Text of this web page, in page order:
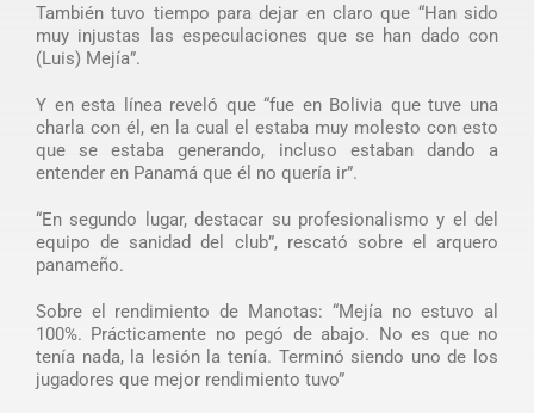
También tuvo tiempo para dejar en claro que “Han sido
muy injustas las especulaciones que se han dado con
(Luis) Mejía”.
Y en esta línea reveló que “fue en Bolivia que tuve una
charla con él, en la cual el estaba muy molesto con esto
que se estaba generando, incluso estaban dando a
entender en Panamá que él no quería ir”.
“En segundo lugar, destacar su profesionalismo y el del
equipo de sanidad del club”, rescató sobre el arquero
panameño.
Sobre el rendimiento de Manotas: “Mejía no estuvo al
100%. Prácticamente no pegó de abajo. No es que no
tenía nada, la lesión la tenía. Terminó siendo uno de los
jugadores que mejor rendimiento tuvo”